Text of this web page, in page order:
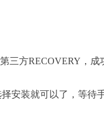
三方RECOVERY，成
安装就可以了，等待